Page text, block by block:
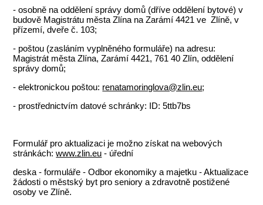
- osobně na oddělení správy domů (dříve oddělení bytové) v
budově Magistrátu města Zlína na Zarámí 4421 ve Zlíně, v
přízemí, dveře č. 103;
- poštou (zasláním vyplněného formuláře) na adresu:
Magistrát města Zlína, Zarámí 4421, 761 40 Zlín, oddělení
správy domů;
- elektronickou poštou: renatamoringlova@zlin.eu;
- prostřednictvím datové schránky: ID: 5ttb7bs
Formulář pro aktualizaci je možno získat na webových
stránkách:www.zlin.eu - úřední
deska - formuláře - Odbor ekonomiky a majetku - Aktualizace
žádosti o městský byt pro seniory a zdravotně postižené
osoby ve Zlíně.